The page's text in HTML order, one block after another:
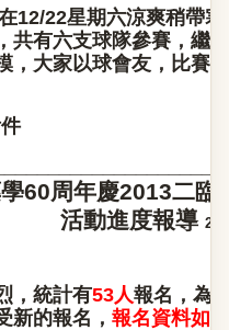
12/22星期六涼爽稍帶
共有六支球隊參賽，繼
，大家以球會友，比賽
60周年慶2013二臨
活動進度報導
，統計有53人報名，為
新的報名， 報名資料如